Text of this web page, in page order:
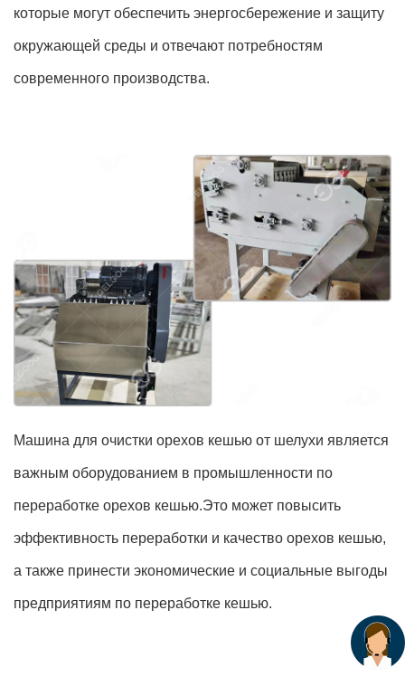
которые могут обеспечить энергосбережение и защиту
окружающей среды и отвечают потребностям
современного производства.
Машина для очистки орехов кешью от шелухи является
важным оборудованием в промышленности по
переработке орехов кешью.Это может повысить
эффективность переработки и качество орехов кешью,
а также принести экономические и социальные выгоды
предприятиям по переработке кешью.